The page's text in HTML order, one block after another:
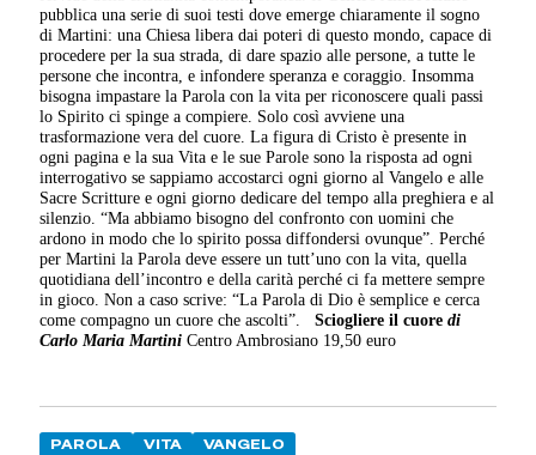
pubblica una serie di suoi testi dove emerge chiaramente il sogno
di Martini: una Chiesa libera dai poteri di questo mondo, capace di
procedere per la sua strada, di dare spazio alle persone, a tutte le
persone che incontra, e infondere speranza e coraggio. Insomma
bisogna impastare la Parola con la vita per riconoscere quali passi
lo Spirito ci spinge a compiere. Solo così avviene una
trasformazione vera del cuore. La figura di Cristo è presente in
ogni pagina e la sua Vita e le sue Parole sono la risposta ad ogni
interrogativo se sappiamo accostarci ogni giorno al Vangelo e alle
Sacre Scritture e ogni giorno dedicare del tempo alla preghiera e al
silenzio. “Ma abbiamo bisogno del confronto con uomini che
ardono in modo che lo spirito possa diffondersi ovunque”. Perché
per Martini la Parola deve essere un tutt’uno con la vita, quella
quotidiana dell’incontro e della carità perché ci fa mettere sempre
in gioco. Non a caso scrive: “La Parola di Dio è semplice e cerca
come compagno un cuore che ascolti”.Sciogliere il cuore di
Carlo Maria MartiniCentro Ambrosiano 19,50 euro
PAROLA VITA
VANGELO